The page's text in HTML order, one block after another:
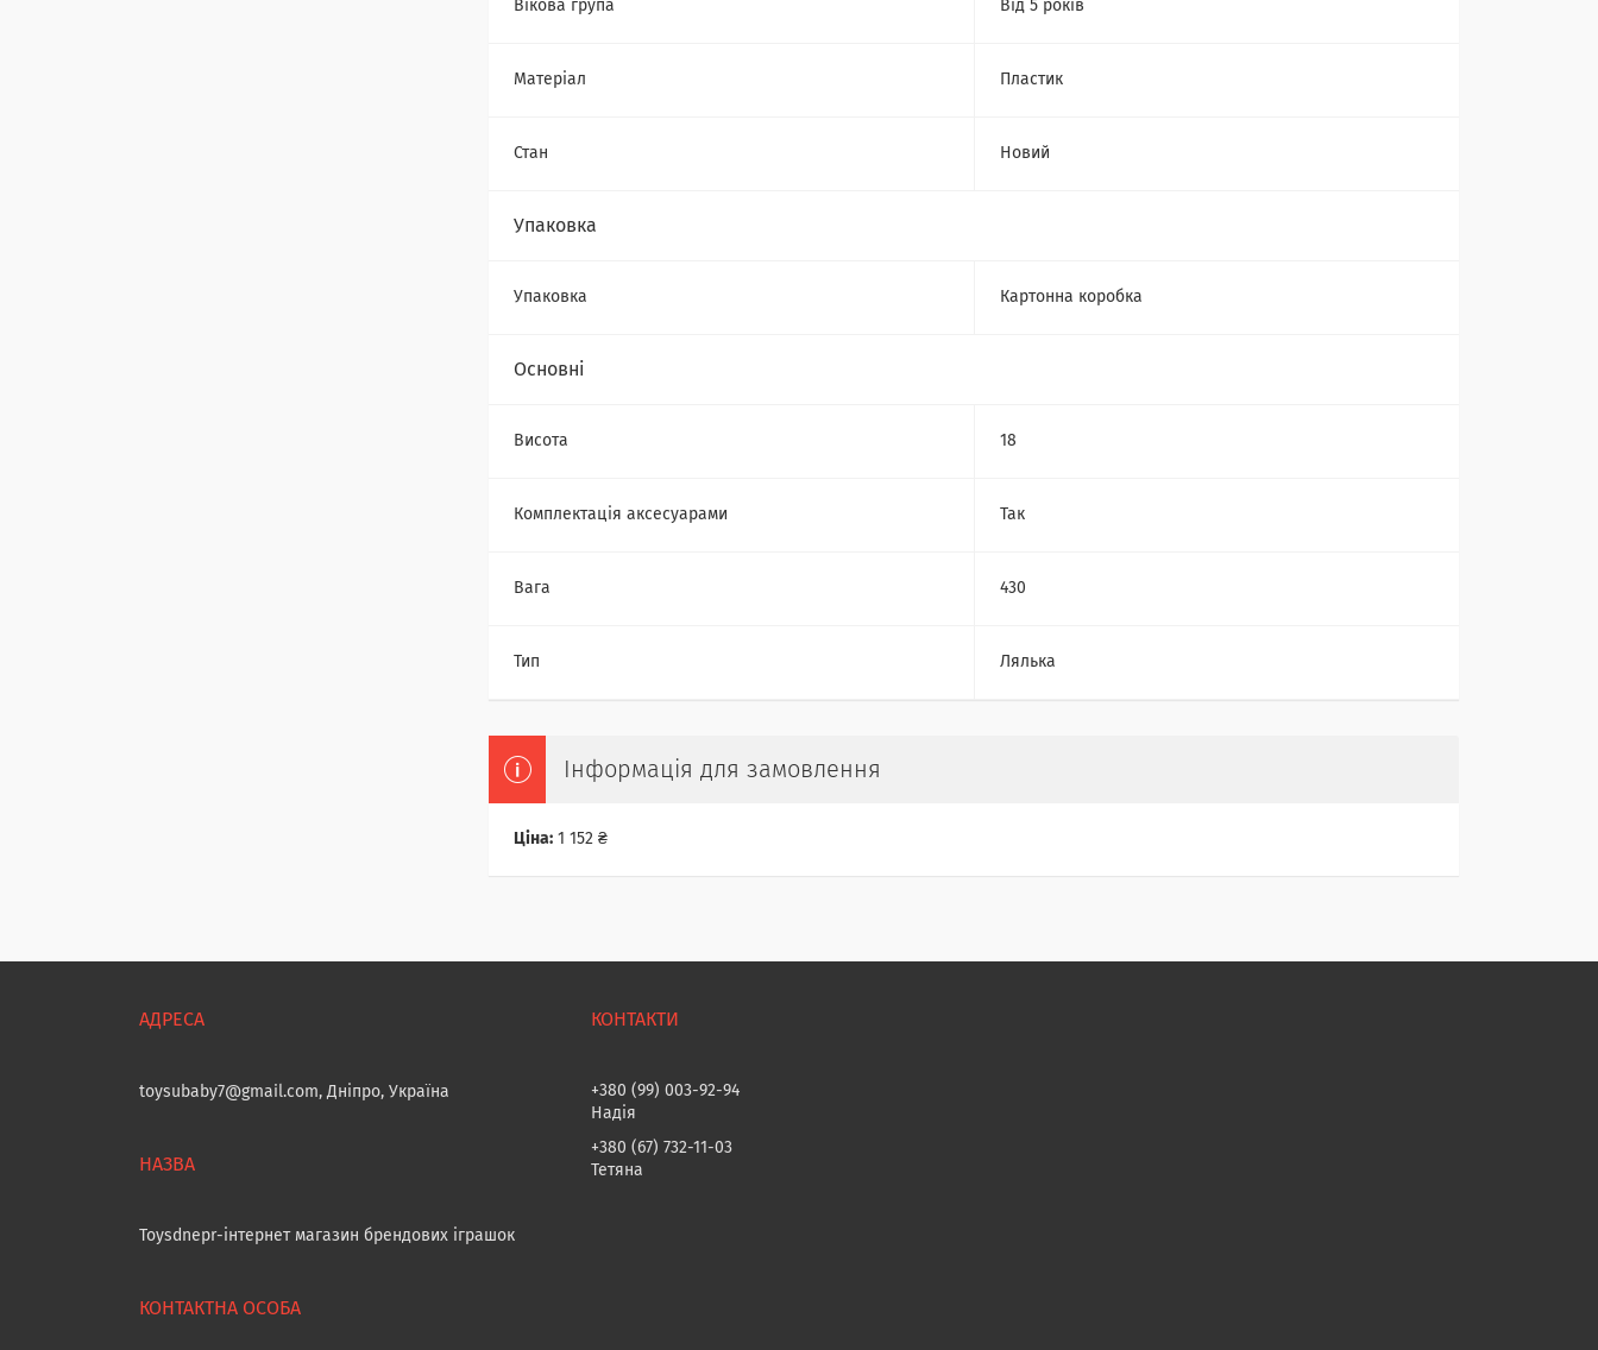
Вікова група Від 5 років
Матеріал Пластик
Стан Новий
Упаковка
Упаковка Картонна коробка
Основні
Висота 18
Комплектація аксесуарами Так
Вага 430
Тип Лялька
Інформація для замовлення
Ціна: 1 152 ₴
toysubaby7@gmail.com, Дніпро, Україна
Toysdnepr-інтернет магазин брендових іграшок
+380 (99) 003-92-94
Надія
+380 (67) 732-11-03
Тетяна